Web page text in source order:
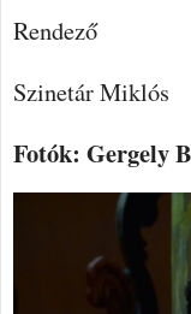
Rendező
Szinetár Miklós
Fotók: Gergely